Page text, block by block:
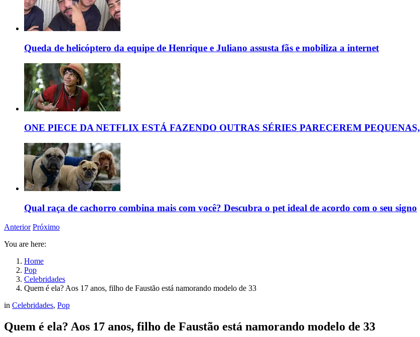
Queda de helicóptero da equipe de Henrique e Juliano assusta fãs e mobiliza a internet
ONE PIECE DA NETFLIX ESTÁ FAZENDO OUTRAS SÉRIES PARECEREM
Qual raça de cachorro combina mais com você? Descubra o pet ideal de acordo com o seu signo
Anterior Próximo
You are here:
Home
Pop
Celebridades
Quem é ela? Aos 17 anos, filho de Faustão está namorando modelo de 33
in Celebridades, Pop
Quem é ela? Aos 17 anos, filho de Faustão está namorando modelo de 33